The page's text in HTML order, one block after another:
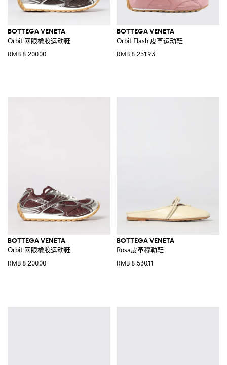
BOTTEGA VENETA
Orbit 网眼橡胶运动鞋
RMB 8,200.00
BOTTEGA VENETA
Orbit Flash 皮革运动鞋
RMB 8,251.93
BOTTEGA VENETA
Orbit 网眼橡胶运动鞋
RMB 8,200.00
BOTTEGA VENETA
Rosa皮革穆勒鞋
RMB 8,530.11